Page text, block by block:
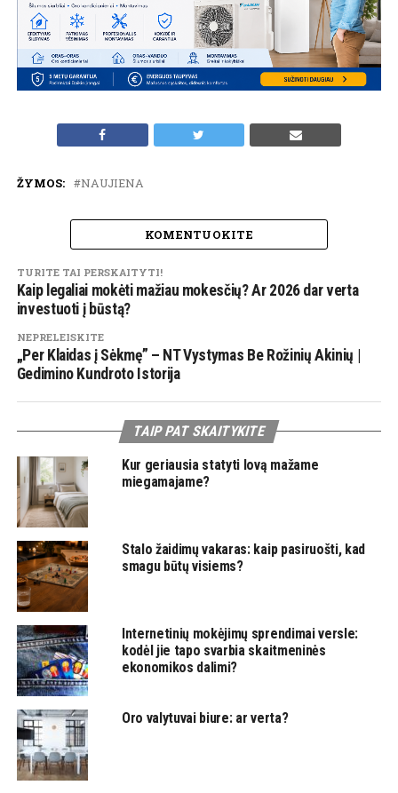
ŽYMOS: NAUJIENA
KOMENTUOKITE
TURITE TAI PERSKAITYTI!
Kaip legaliai mokėti mažiau mokesčių? Ar 2026 dar verta
investuoti į būstą?
NEPRELEISKITE
„Per Klaidas į Sėkmę” – NT Vystymas Be Rožinių Akinių |
Gedimino Kundroto Istorija
TAIP PAT SKAITYKITE
Kur geriausia statyti lovą mažame
miegamajame?
Stalo žaidimų vakaras: kaip pasiruošti, kad
smagu būtų visiems?
Internetinių mokėjimų sprendimai versle:
kodėl jie tapo svarbia skaitmeninės
ekonomikos dalimi?
Oro valytuvai biure: ar verta?